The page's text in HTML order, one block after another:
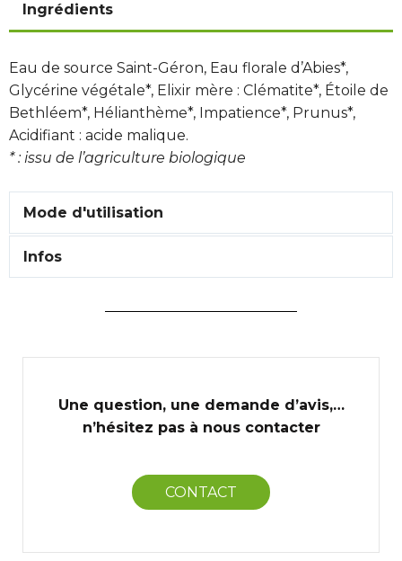
Ingrédients
Eau de source Saint-Géron, Eau florale d’Abies*,
Glycérine végétale*, Elixir mère : Clématite*, Étoile de
Bethléem*, Hélianthème*, Impatience*, Prunus*,
Acidifiant : acide malique.
* : issu de l’agriculture biologique
Mode d'utilisation
Infos
Une question, une demande d’avis,…
n’hésitez pas à nous contacter
CONTACT